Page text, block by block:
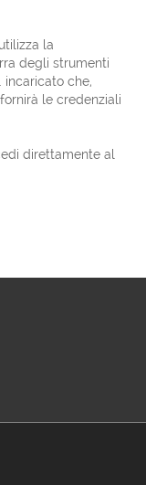
la
degli strumenti
che,
le credenziali
direttamente al